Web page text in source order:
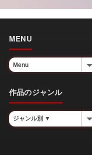
MENU
作品のジャンル